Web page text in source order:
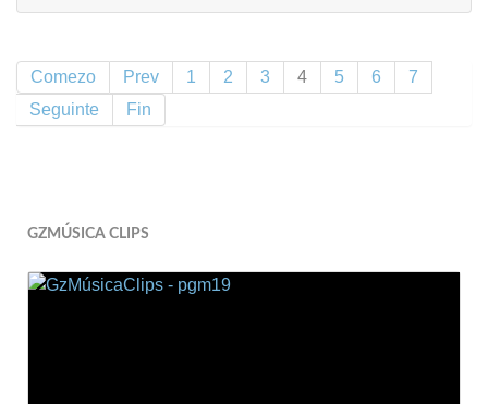
Comezo Prev 1 2 3 4 5 6
7
Seguinte
Fin
GZMÚSICA CLIPS